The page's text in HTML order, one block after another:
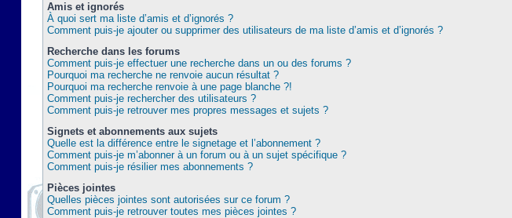
Amis et ignorés
À quoi sert ma liste d’amis et d’ignorés ?
Comment puis-je ajouter ou supprimer des utilisateurs de ma liste d’amis et d’ignorés ?
Recherche dans les forums
Comment puis-je effectuer une recherche dans un ou des forums ?
Pourquoi ma recherche ne renvoie aucun résultat ?
Pourquoi ma recherche renvoie à une page blanche ?!
Comment puis-je rechercher des utilisateurs ?
Comment puis-je retrouver mes propres messages et sujets ?
Signets et abonnements aux sujets
Quelle est la différence entre le signetage et l’abonnement ?
Comment puis-je m’abonner à un forum ou à un sujet spécifique ?
Comment puis-je résilier mes abonnements ?
Pièces jointes
Quelles pièces jointes sont autorisées sur ce forum ?
Comment puis-je retrouver toutes mes pièces jointes ?